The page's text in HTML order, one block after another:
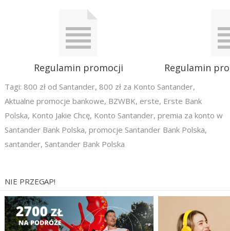
Regulamin promocji Regulamin
Tagi: 800 zł od Santander, 800 zł za Konto Santander,
Aktualne promocje bankowe, BZWBK, erste, Erste Bank
Polska, Konto Jakie Chcę, Konto Santander, premia za konto w
Santander Bank Polska, promocje Santander Bank Polska,
santander, Santander Bank Polska
NIE PRZEGAP!